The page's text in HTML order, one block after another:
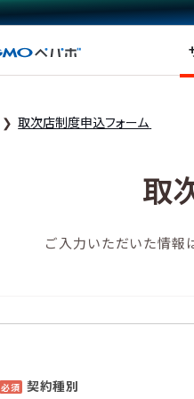
ロリポップ！レ
取次店制度申込フォーム
取
ご入力いただいた情報
必須 契約種別